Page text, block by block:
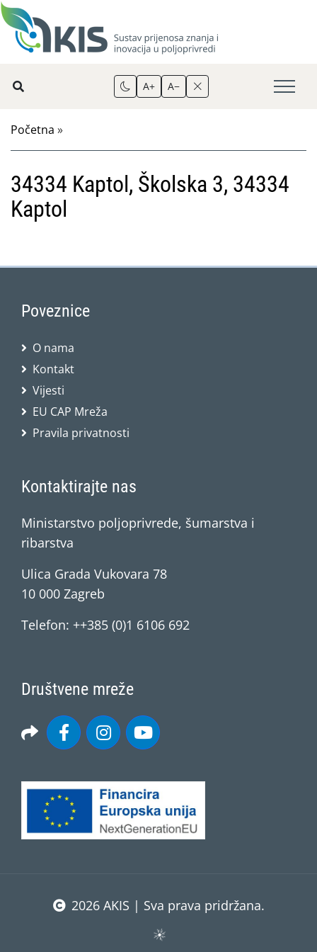
A+ A−
Početna »
34334 Kaptol, Školska 3, 34334
Kaptol
Poveznice
O nama
Kontakt
Vijesti
EU CAP Mreža
Pravila privatnosti
Kontaktirajte nas
Ministarstvo poljoprivrede, šumarstva i
ribarstva
Ulica Grada Vukovara 78
10 000 Zagreb
Telefon: ++385 (0)1 6106 692
Društvene mreže
2026 AKIS | Sva prava pridržana.